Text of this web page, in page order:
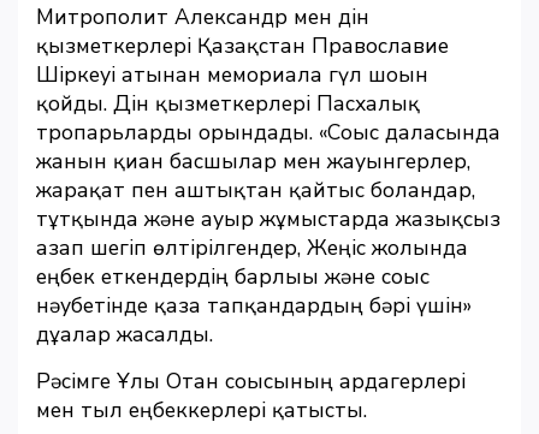
Митрополит Александр мен дін
қызметкерлері Қазақстан Православие
Шіркеуі атынан мемориалға гүл шоғын
қойды. Дін қызметкерлері Пасхалық
тропарьларды орындады. «Соғыс даласында
жанын қиған басшылар мен жауынгерлер,
жарақат пен аштықтан қайтыс болғандар,
тұтқында және ауыр жұмыстарда жазықсыз
азап шегіп өлтірілгендер, Жеңіс жолында
еңбек еткендердің барлығы және соғыс
нәубетінде қаза тапқандардың бәрі үшін»
дұғалар жасалды.
Рәсімге Ұлы Отан соғысының ардагерлері
мен тыл еңбеккерлері қатысты.